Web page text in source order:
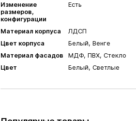
Изменение
размеров,
конфигурации
Есть
Материал корпуса
ЛДСП
Цвет корпуса
Белый, Венге
Материал фасадов
МДФ, ПВХ, Стекло
Цвет
Белый, Светлые